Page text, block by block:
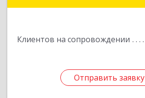
Клиентов на сопровождении
Отправить заявку
Отправить заявку